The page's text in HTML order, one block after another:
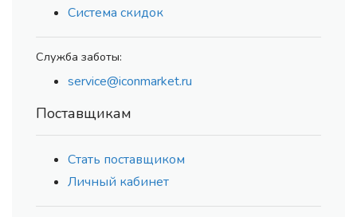
Система скидок
Служба заботы:
service@iconmarket.ru
Поставщикам
Стать поставщиком
Личный кабинет